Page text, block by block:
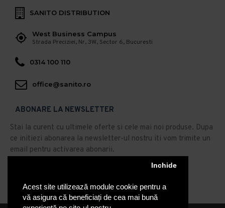
Acest site utilizează module cookie pentru a
vă asigura că beneficiați de cea mai bună
Inchide
SANITO DISTRIBUTION
West Business Campus
Strada Preciziei, Nr, 3W, Sector 6, Bucuresti
0314 100 110
office@sanito.ro
ABONARE LA NEWSLETTER
Stai la curent cu ultimele oferte si cele mai noi produse. Dupa
ce initiezi abonarea la newsletter-ul nostru iti vom trimite un
email pentru activarea abonarii.
Abonare
Am citit şi sunt de acord cu Politica de Confidentialitate